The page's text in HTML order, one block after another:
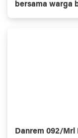
bersama warga
jalan
Danrem 092/Mrl